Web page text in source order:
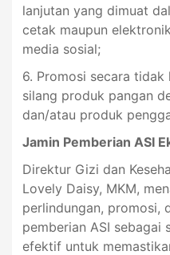
lanjutan yang dimuat
cetak maupun
media sosial;
6. Promosi secara
silang produk pangan
dan/atau produk
Jamin Pemberian ASI
Direktur Gizi dan
Lovely Daisy, MKM,
perlindungan, promosi,
pemberian ASI sebagai
efektif untuk